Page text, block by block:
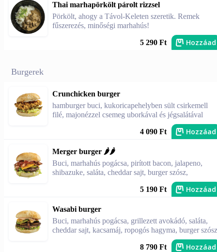
Thai marhapörkölt párolt rizzsel
Pörkölt, ahogy a Távol-Keleten szeretik. Remek
fűszerezés, minőségi marhahús!
5 290 Ft Hozzáad
Burgerek
Crunchicken burger
hamburger buci, kukoricapehelyben sült csirkemell
filé, majonézzel csemeg uborkával és jégsalátával
4 090 Ft Hozzáad
Merger burger 🌶️🌶️
Buci, marhahús pogácsa, pirított bacon, jalapeno,
shibazuke, saláta, cheddar sajt, burger szósz,
5 190 Ft Hozzáad
Wasabi burger
Buci, marhahús pogácsa, grillezett avokádó, saláta,
cheddar sajt, kacsamáj, ropogós hagyma, burger szósz
8 790 Ft Hozzáad